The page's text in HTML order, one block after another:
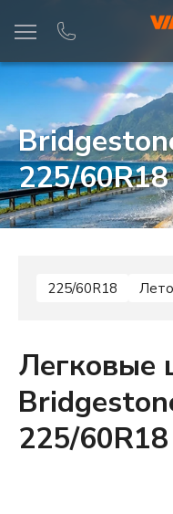
225/60R18
225/60R18 Лето
Легковые
225/60R18
Информация